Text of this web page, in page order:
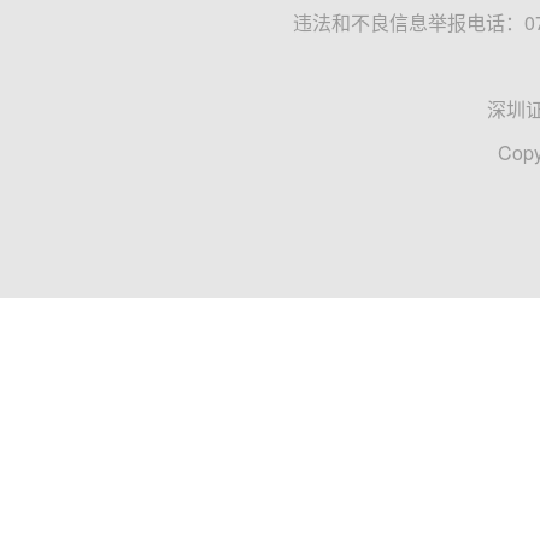
违法和不良信息举报电话：
深圳